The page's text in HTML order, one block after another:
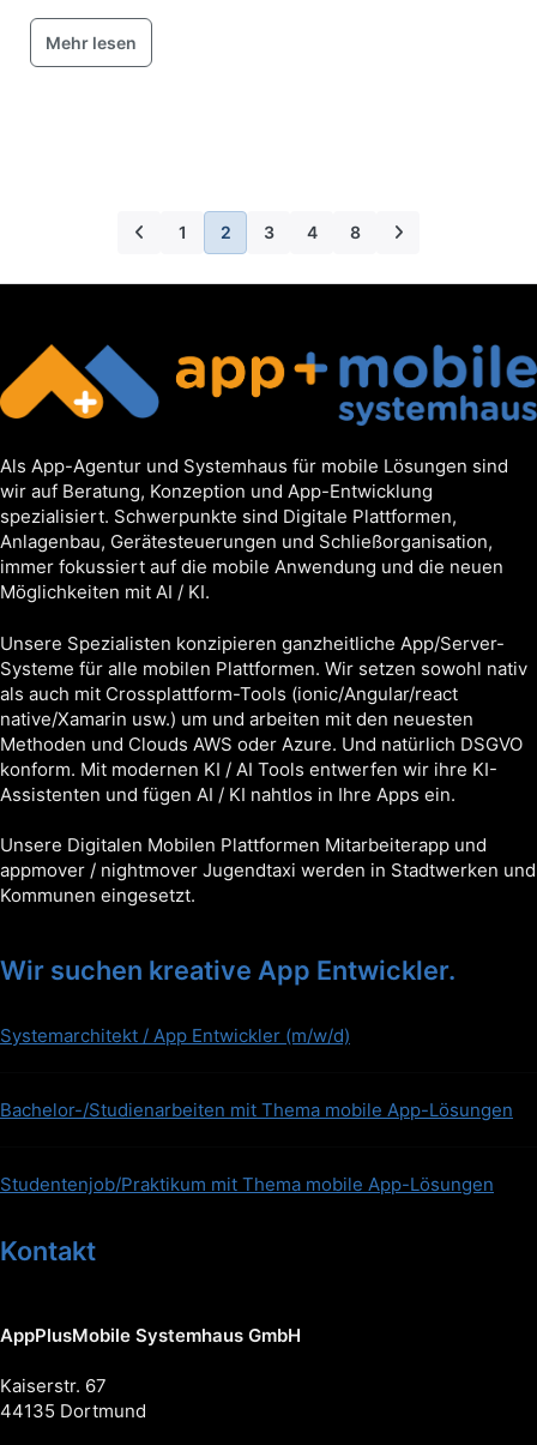
Mehr lesen
1 2 3 4 8
Als App-Agentur und Systemhaus für mobile Lösungen sind
wir auf Beratung, Konzeption und App-Entwicklung
spezialisiert. Schwerpunkte sind Digitale Plattformen,
Anlagenbau, Gerätesteuerungen und Schließorganisation,
immer fokussiert auf die mobile Anwendung und die neuen
Möglichkeiten mit AI / KI.
Unsere Spezialisten konzipieren ganzheitliche App/Server-
Systeme für alle mobilen Plattformen. Wir setzen sowohl nativ
als auch mit Crossplattform-Tools (ionic/Angular/react
native/Xamarin usw.) um und arbeiten mit den neuesten
Methoden und Clouds AWS oder Azure. Und natürlich DSGVO
konform. Mit modernen KI / AI Tools entwerfen wir ihre KI-
Assistenten und fügen AI / KI nahtlos in Ihre Apps ein.
Unsere Digitalen Mobilen Plattformen Mitarbeiterapp und
appmover / nightmover Jugendtaxi werden in Stadtwerken und
Kommunen eingesetzt.
Wir suchen kreative App Entwickler.
Systemarchitekt / App Entwickler (m/w/d)
Bachelor-/Studienarbeiten mit Thema mobile App-Lösungen
Studentenjob/Praktikum mit Thema mobile App-Lösungen
Kontakt
AppPlusMobile Systemhaus GmbH
Kaiserstr. 67
44135 Dortmund